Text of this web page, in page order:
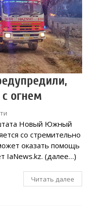
огнем
Новый Южный
со стремительно
оказать помощь
IaNews.kz. (далее…)
Читать далее